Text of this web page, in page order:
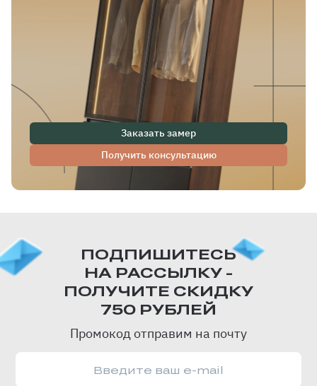
Заказать замер
Получить консультацию
ПОДПИШИТЕСЬ
НА РАССЫЛКУ -
ПОЛУЧИТЕ СКИДКУ
750 РУБЛЕЙ
Промокод отправим на почту